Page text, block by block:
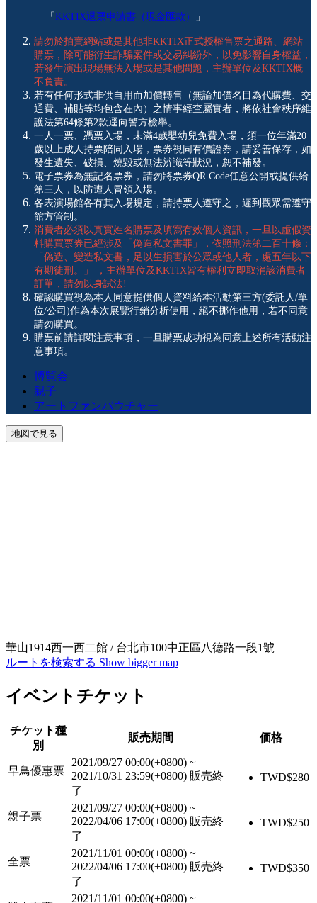
「 KKTIX退票申請書（現金匯款） 」
請勿於拍賣網站或是其他非KKTIX正式授權售票之通路、網站
購票，除可能衍生詐騙案件或交易糾紛外，以免影響自身權益，
若發生演出現場無法入場或是其他問題，主辦單位及KKTIX概
不負責。
若有任何形式非供自用而加價轉售（無論加價名目為代購費、交
通費、補貼等均包含在內）之情事經查屬實者，將依社會秩序維
護法第64條第2款逕向警方檢舉。
一人一票、憑票入場，未滿4歲嬰幼兒免費入場，須一位年滿20
歲以上成人持票陪同入場，票券視同有價證券，請妥善保存，如
發生遺失、破損、燒毀或無法辨識等狀況，恕不補發。
電子票券為無記名票券，請勿將票券QR Code任意公開或提供給
第三人，以防遭人冒領入場。
各表演場館各有其入場規定，請持票人遵守之，遲到觀眾需遵守
館方管制。
消費者必須以真實姓名購票及填寫有效個人資訊，一旦以虛假資
料購買票券已經涉及「偽造私文書罪」，依照刑法第二百十條：
「偽造、變造私文書，足以生損害於公眾或他人者，處五年以下
有期徒刑。」 ，主辦單位及KKTIX皆有權利立即取消該消費者
訂單，請勿以身試法!
確認購買視為本人同意提供個人資料給本活動第三方(委託人/單
位/公司)作為本次展覽行銷分析使用，絕不挪作他用，若不同意
請勿購買。
購票前請詳閱注意事項，一旦購票成功視為同意上述所有活動注
意事項。
博覧会
親子
アートファンバウチャー
地図で見る
華山1914西一西二館 / 台北市100中正區八德路一段1號
ルートを検索する Show bigger map
イベントチケット
チケット種
別
販売期間 価格
早鳥優惠票
2021/09/27 00:00(+0800) ~
2021/10/31 23:59(+0800) 販売終
了
TWD$280
親子票
2021/09/27 00:00(+0800) ~
2022/04/06 17:00(+0800) 販売終
了
TWD$250
全票
2021/11/01 00:00(+0800) ~
2022/04/06 17:00(+0800) 販売終
了
TWD$350
2021/11/01 00:00(+0800) ~